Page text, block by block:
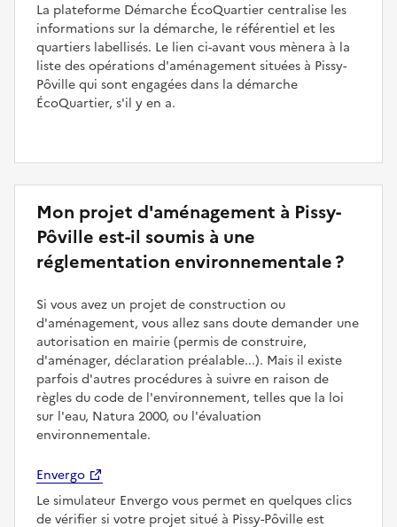
La plateforme Démarche ÉcoQuartier centralise les
informations sur la démarche, le référentiel et les
quartiers labellisés. Le lien ci-avant vous mènera à la
liste des opérations d'aménagement situées à Pissy-
Pôville qui sont engagées dans la démarche
ÉcoQuartier, s'il y en a.
Mon projet d'aménagement à Pissy-
Pôville est-il soumis à une
réglementation environnementale ?
Si vous avez un projet de construction ou
d'aménagement, vous allez sans doute demander une
autorisation en mairie (permis de construire,
d'aménager, déclaration préalable...). Mais il existe
parfois d'autres procédures à suivre en raison de
règles du code de l'environnement, telles que la loi
sur l'eau, Natura 2000, ou l'évaluation
environnementale.
Envergo
Le simulateur Envergo vous permet en quelques clics
de vérifier si votre projet situé à Pissy-Pôville est